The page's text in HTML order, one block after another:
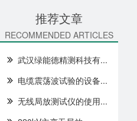
推荐文章
RECOMMENDED ARTICLES
武汉绿能德精测科技有...
电缆震荡波试验的设备...
无线局放测试仪的使用...